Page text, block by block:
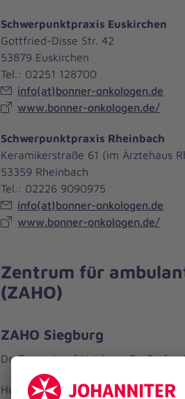
Schwerpunktpraxis Euskirchen
Gottfried-Disse Str. 42
53879 Euskirchen
Tel.: 02251 128700
info(at)bonner-onkologen.de
www.bonner-onkologen.de/
Schwerpunktpraxis Rheinbach
Keramikerstraße 61 (im Ärztehaus
53359 Rheinbach
Tel.: 02226 9090975
info(at)bonner-onkologen.de
www.bonner-onkologen.de/
Zentrum für
(ZAHO)
ZAHO Siegburg
Dr. Franz-Josef Heidgen, Dr.
Humperdinckstr. 10-14, 53721